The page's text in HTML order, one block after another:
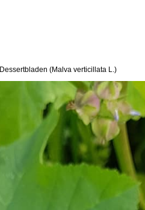
Dessertbladen (Malva verticillata L.)